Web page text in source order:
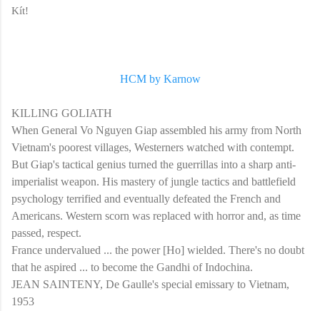
Kít!
HCM by Karnow
KILLING GOLIATH
When General Vo Nguyen Giap assembled his army from North
Vietnam's poorest villages, Westerners watched with contempt.
But Giap's tactical genius turned the guerrillas into a sharp anti-
imperialist weapon. His mastery of jungle tactics and battlefield
psychology terrified and eventually defeated the French and
Americans. Western scorn was replaced with horror and, as time
passed, respect.
France undervalued ... the power [Ho] wielded. There's no doubt
that he aspired ... to become the Gandhi of Indochina.
JEAN SAINTENY, De Gaulle's special emissary to Vietnam,
1953